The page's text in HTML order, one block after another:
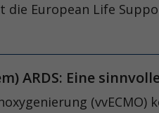
European Life
ARDS: Eine